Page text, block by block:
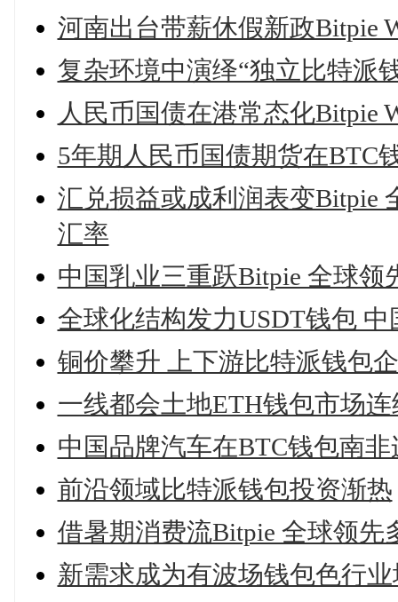
河南出台带薪休假新政Bitpie
复杂环境中演绎“独立比特派
人民币国债在港常态化Bitpie
5年期人民币国债期货在BTC
汇兑损益或成利润表变Bitpie
汇率
中国乳业三重跃Bitpie 全球
全球化结构发力USDT钱包
铜价攀升 上下游比特派钱包
一线都会土地ETH钱包市场
中国品牌汽车在BTC钱包南非
前沿领域比特派钱包投资渐热
借暑期消费流Bitpie 全球领先
新需求成为有波场钱包色行